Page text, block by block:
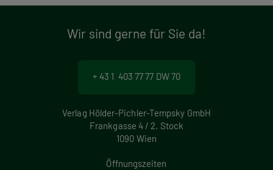
Wir sind gerne für Sie da!
+ 43 1 403 77 77 DW 70
Verlag Hölder-Pichler-Tempsky GmbH
Frankgasse 4 / 2. Stock
1090 Wien
Öffnungszeiten